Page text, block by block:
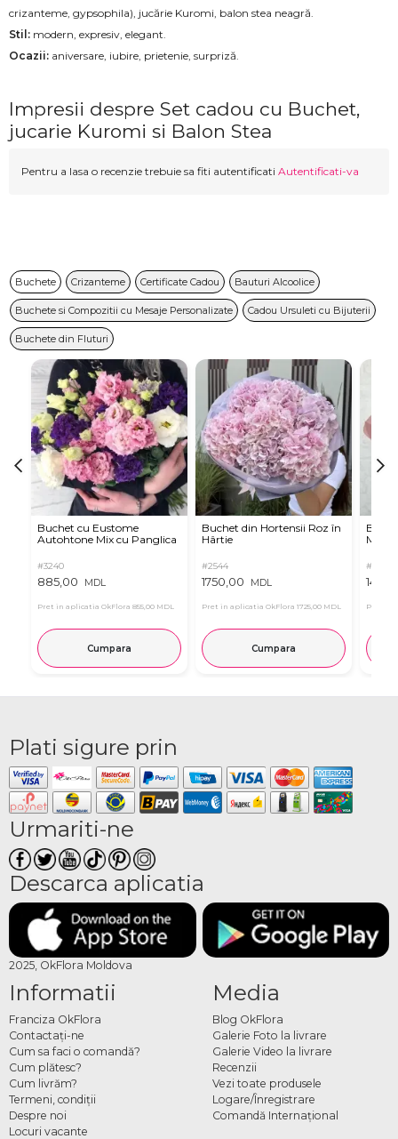
crizanteme, gypsophila), jucărie Kuromi, balon stea neagră.
Stil: modern, expresiv, elegant.
Ocazii: aniversare, iubire, prietenie, surpriză.
Impresii despre Set cadou cu Buchet,
jucarie Kuromi si Balon Stea
Pentru a lasa o recenzie trebuie sa fiti autentificati Autentificati-va
Buchete Crizanteme Certificate Cadou Bauturi Alcoolice
Buchete si Compozitii cu Mesaje Personalizate Cadou Ursuleti cu Bijuterii
Buchete din Fluturi
Buchet cu Eustome
Autohtone Mix cu Panglica
#3240
885,00 MDL
Pret in aplicatia OkFlora 855,00 MDL
Cumpara
Buchet din Hortensii Roz în
Hârtie
#2544
1750,00 MDL
Pret in aplicatia OkFlora 1725,00 MDL
Cumpara
Mov
#7659
Pret in
Plati sigure prin
Urmariti-ne
Descarca aplicatia
2025, OkFlora Moldova
Informatii
Franciza OkFlora
Contactaţi-ne
Cum sa faci o comandă?
Cum plătesc?
Cum livrăm?
Termeni, condiţii
Despre noi
Locuri vacante
Media
Blog OkFlora
Galerie Foto la livrare
Galerie Video la livrare
Recenzii
Vezi toate produsele
Logare/Înregistrare
Comandă Internațional